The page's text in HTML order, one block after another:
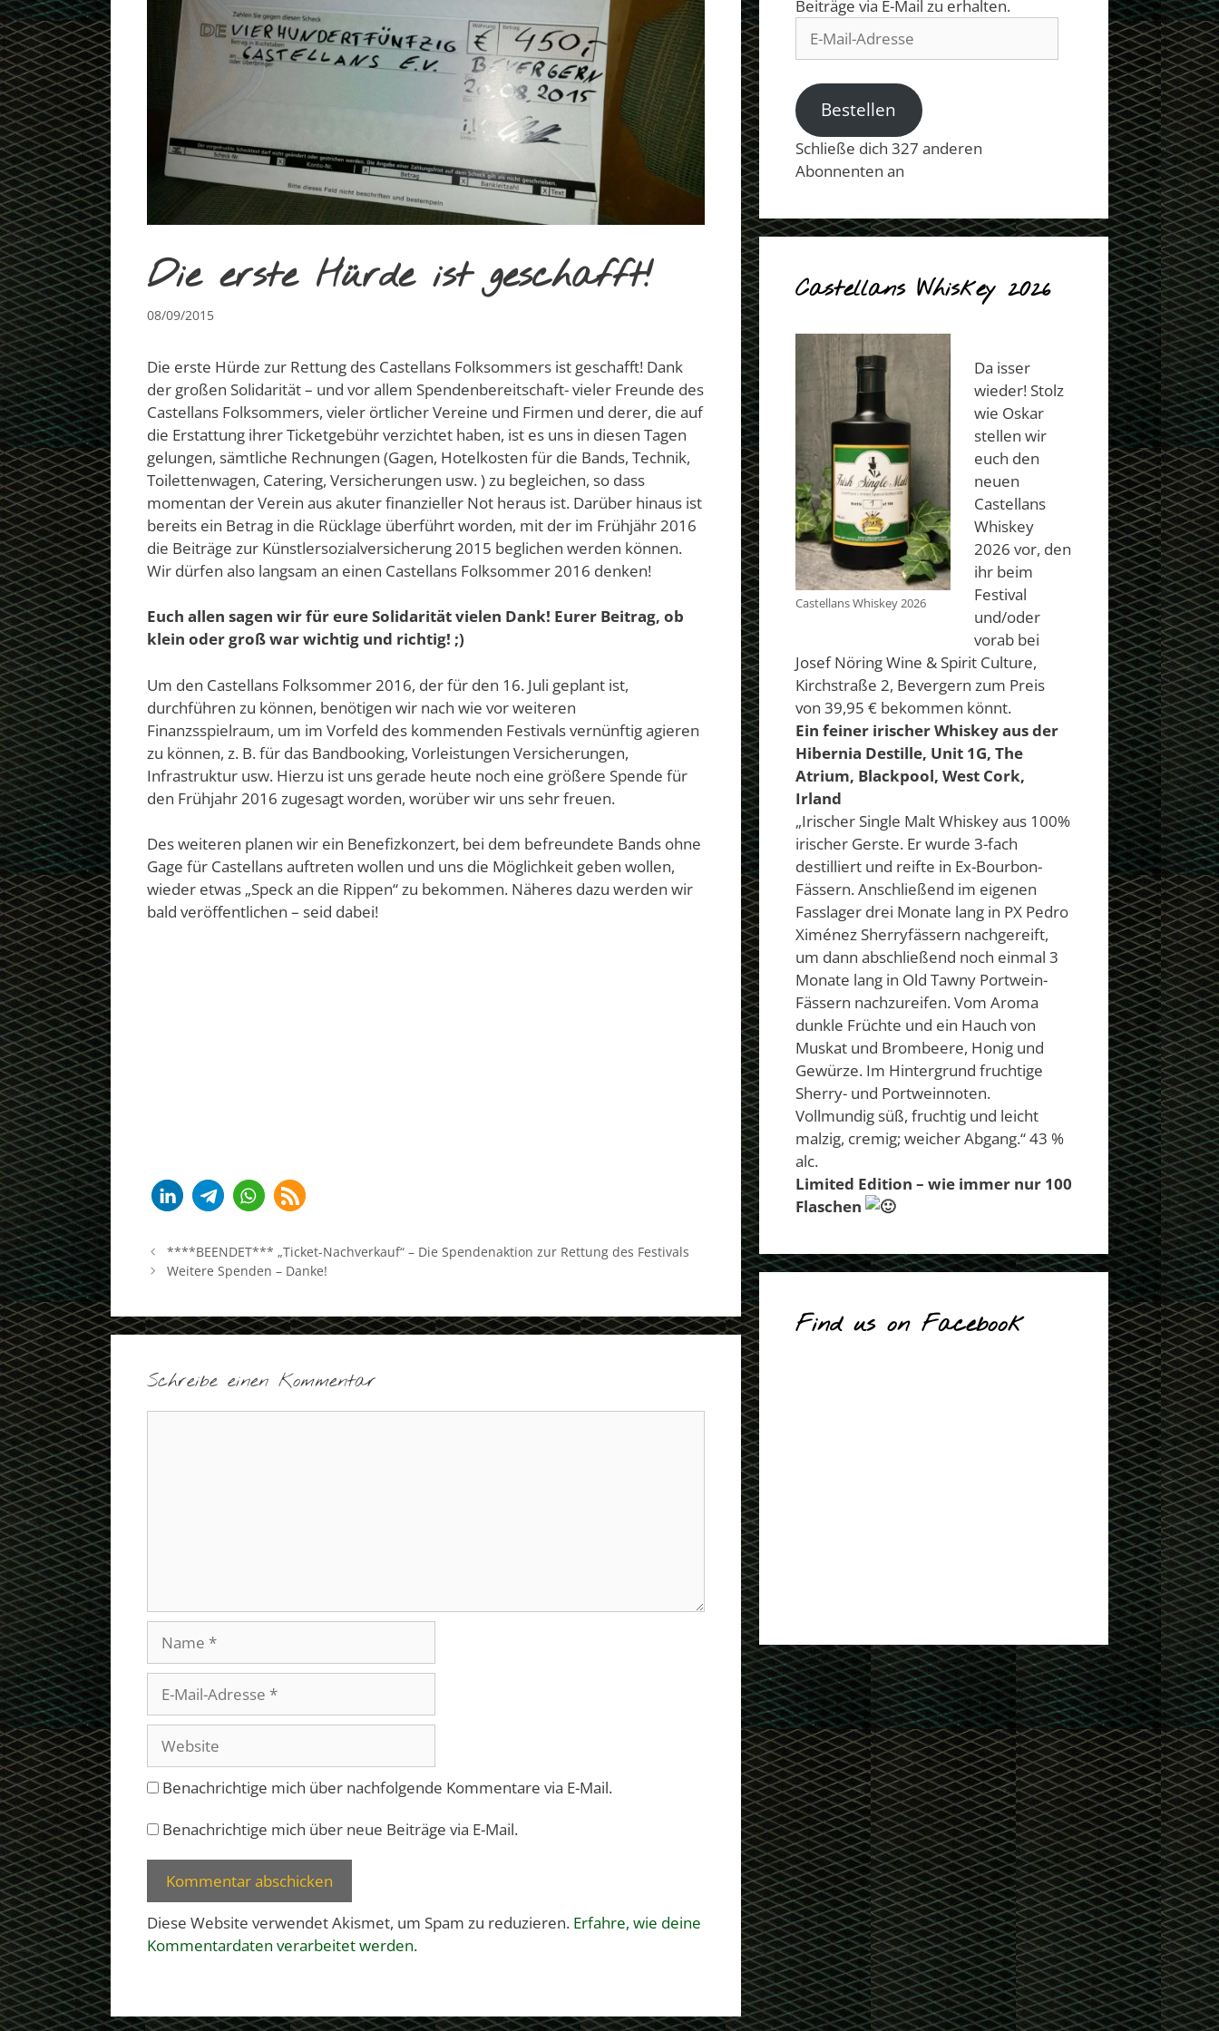
Die erste Hürde ist geschafft!
08/09/2015
Die erste Hürde zur Rettung des Castellans Folksommers ist geschafft! Dank
der großen Solidarität – und vor allem Spendenbereitschaft- vieler Freunde des
Castellans Folksommers, vieler örtlicher Vereine und Firmen und derer, die auf
die Erstattung ihrer Ticketgebühr verzichtet haben, ist es uns in diesen Tagen
gelungen, sämtliche Rechnungen (Gagen, Hotelkosten für die Bands, Technik,
Toilettenwagen, Catering, Versicherungen usw. ) zu begleichen, so dass
momentan der Verein aus akuter finanzieller Not heraus ist. Darüber hinaus ist
bereits ein Betrag in die Rücklage überführt worden, mit der im Frühjähr 2016
die Beiträge zur Künstlersozialversicherung 2015 beglichen werden können.
Wir dürfen also langsam an einen Castellans Folksommer 2016 denken!
Euch allen sagen wir für eure Solidarität vielen Dank! Eurer Beitrag, ob
klein oder groß war wichtig und richtig! ;)
Um den Castellans Folksommer 2016, der für den 16. Juli geplant ist,
durchführen zu können, benötigen wir nach wie vor weiteren
Finanzsspielraum, um im Vorfeld des kommenden Festivals vernünftig agieren
zu können, z. B. für das Bandbooking, Vorleistungen Versicherungen,
Infrastruktur usw. Hierzu ist uns gerade heute noch eine größere Spende für
den Frühjahr 2016 zugesagt worden, worüber wir uns sehr freuen.
Des weiteren planen wir ein Benefizkonzert, bei dem befreundete Bands ohne
Gage für Castellans auftreten wollen und uns die Möglichkeit geben wollen,
wieder etwas „Speck an die Rippen“ zu bekommen. Näheres dazu werden wir
bald veröffentlichen – seid dabei!
****BEENDET*** „Ticket-Nachverkauf“ – Die Spendenaktion zur Rettung des Festivals
Weitere Spenden – Danke!
Schreibe einen Kommentar
Mail-
Adresse
Website
Benachrichtige mich über nachfolgende Kommentare via E-Mail.
Benachrichtige mich über neue Beiträge via E-Mail.
Diese Website verwendet Akismet, um Spam zu reduzieren. Erfahre, wie deine
Kommentardaten verarbeitet werden.
Beiträge via E-Mail zu erhalten.
Mail-
Bestellen
Schließe dich 327 anderen
Abonnenten an
Castellans Whiskey 2026
Castellans Whiskey 2026
Da isser
wieder! Stolz
wie Oskar
stellen wir
euch den
neuen
Castellans
Whiskey
2026 vor, den
ihr beim
Festival
und/oder
vorab bei
Josef Nöring Wine & Spirit Culture,
Kirchstraße 2, Bevergern zum Preis
von 39,95 € bekommen könnt.
Ein feiner irischer Whiskey aus der
Hibernia Destille, Unit 1G, The
Atrium, Blackpool, West Cork,
Irland
„Irischer Single Malt Whiskey aus 100%
irischer Gerste. Er wurde 3-fach
destilliert und reifte in Ex-Bourbon-
Fässern. Anschließend im eigenen
Fasslager drei Monate lang in PX Pedro
Ximénez Sherryfässern nachgereift,
um dann abschließend noch einmal 3
Monate lang in Old Tawny Portwein-
Fässern nachzureifen. Vom Aroma
dunkle Früchte und ein Hauch von
Muskat und Brombeere, Honig und
Gewürze. Im Hintergrund fruchtige
Sherry- und Portweinnoten.
Vollmundig süß, fruchtig und leicht
malzig, cremig; weicher Abgang.“ 43 %
alc.
Limited Edition – wie immer nur 100
Flaschen
Find us on Facebook